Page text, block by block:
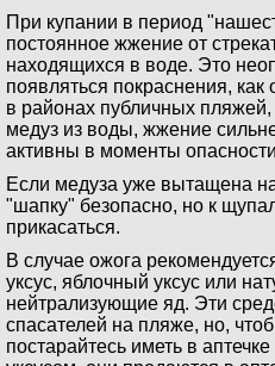
При купании в период
постоянное жжение от
находящихся в воде. Это
появляться покраснения,
в районах публичных
медуз из воды, жжение
активны в моменты
Если медуза уже вытащена на
"шапку" безопасно, но к
прикасаться.
В случае ожога
уксус, яблочный уксус или
нейтрализующие яд. Эти
спасателей на пляже, но,
постарайтесь иметь в